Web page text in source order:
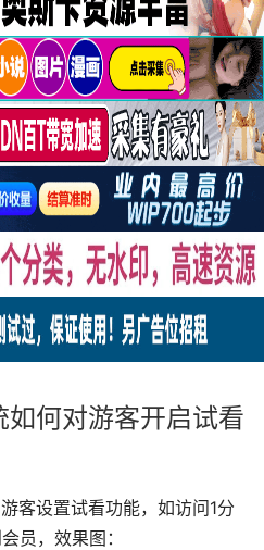
何对游客开启试看
客设置试看功能，如访问1分
员，效果图：